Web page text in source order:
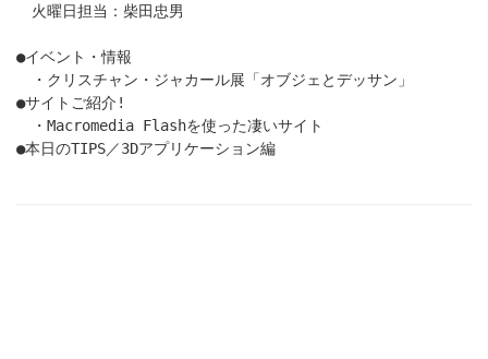
火曜日担当：柴田忠男
●イベント・情報
・クリスチャン・ジャカール展「オブジェとデッサン」
●サイトご紹介!
・Macromedia Flashを使った凄いサイト
●本日のTIPS／3Dアプリケーション編